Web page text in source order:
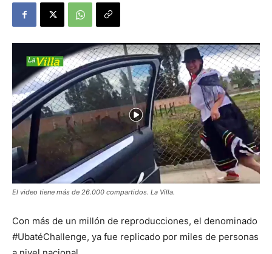
El video tiene más de 26.000 compartidos. La Villa.
Con más de un millón de reproducciones, el denominado
#UbatéChallenge, ya fue replicado por miles de personas